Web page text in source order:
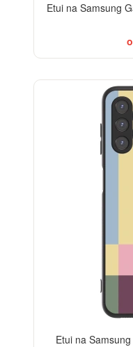
Etui na Samsung
Etui na